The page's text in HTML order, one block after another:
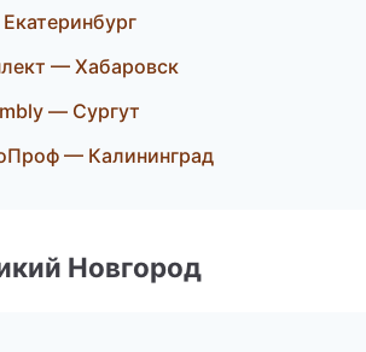
— Хабаровск
— Сургут
— Калининград
Новгород